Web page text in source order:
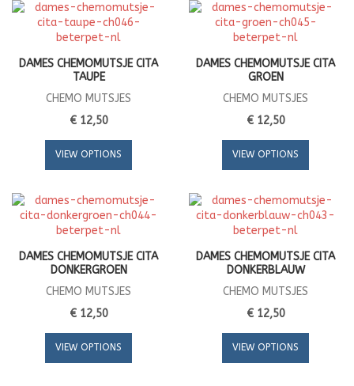
DAMES CHEMOMUTSJE CITA
TAUPE
CHEMO MUTSJES
€ 12,50
VIEW OPTIONS
DAMES CHEMOMUTSJE CITA
GROEN
CHEMO MUTSJES
€ 12,50
VIEW OPTIONS
DAMES CHEMOMUTSJE CITA
DONKERGROEN
CHEMO MUTSJES
€ 12,50
VIEW OPTIONS
DAMES CHEMOMUTSJE CITA
DONKERBLAUW
CHEMO MUTSJES
€ 12,50
VIEW OPTIONS